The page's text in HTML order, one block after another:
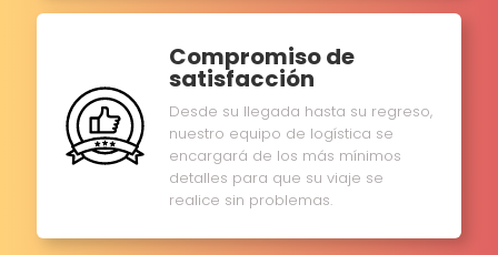
Compromiso de
satisfacción
Desde su llegada hasta su regreso,
nuestro equipo de logística se
encargará de los más mínimos
detalles para que su viaje se
realice sin problemas.